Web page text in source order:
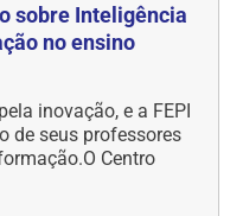
sobre Inteligência
no ensino
inovação, e a FEPI
de seus professores
Centro